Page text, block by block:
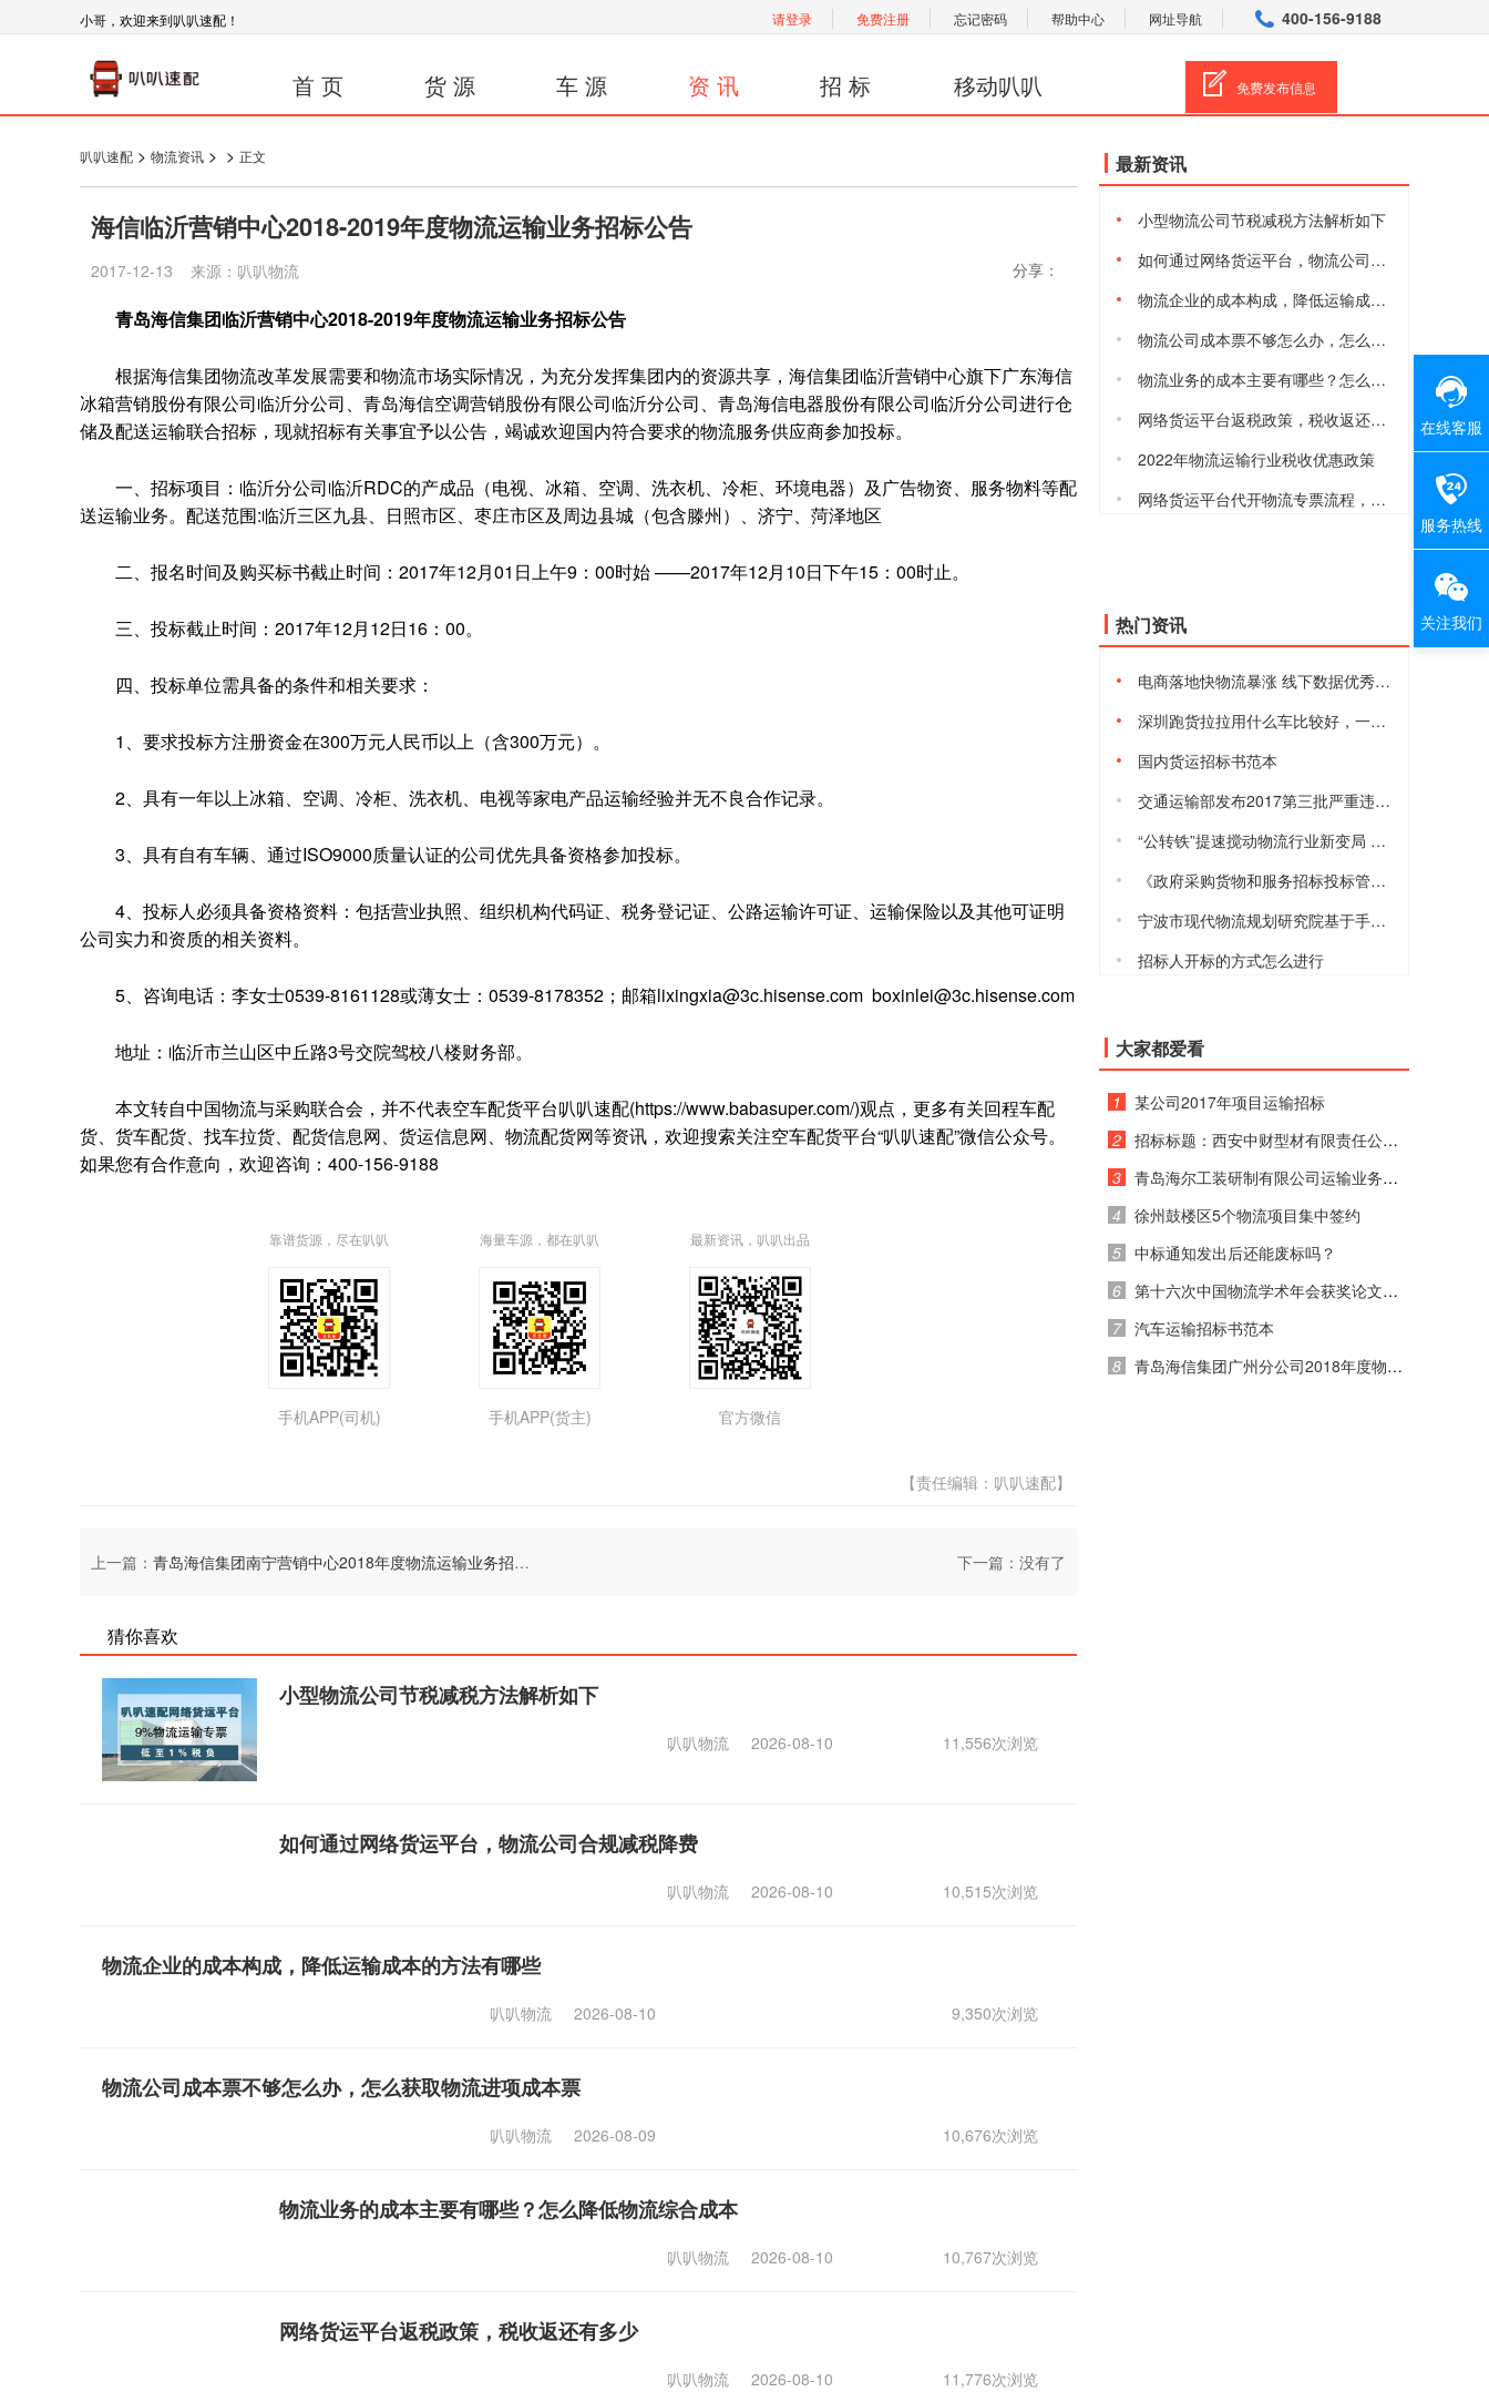
小哥，欢迎来到叭叭速配！ 请登录 免费注册 忘记密码 帮助中心 网址导航 400-156-9188
首 页 货 源 车 源 资 讯 招 标 移动叭叭 免费发布信息
叭叭速配 > 物流资讯 > > 正文
海信临沂营销中心2018-2019年度物流运输业务招标公告
2017-12-13 来源：叭叭物流 分享：
青岛海信集团临沂营销中心2018-2019年度物流运输业务招标公告
根据海信集团物流改革发展需要和物流市场实际情况，为充分发挥集团内的资源共享，海信集团临沂营销中心旗下广东海信
冰箱营销股份有限公司临沂分公司、青岛海信空调营销股份有限公司临沂分公司、青岛海信电器股份有限公司临沂分公司进行仓
储及配送运输联合招标，现就招标有关事宜予以公告，竭诚欢迎国内符合要求的物流服务供应商参加投标。
一、招标项目：临沂分公司临沂RDC的产成品（电视、冰箱、空调、洗衣机、冷柜、环境电器）及广告物资、服务物料等配
送运输业务。配送范围:临沂三区九县、日照市区、枣庄市区及周边县城（包含滕州）、济宁、菏泽地区
二、报名时间及购买标书截止时间：2017年12月01日上午9：00时始 ——2017年12月10日下午15：00时止。
三、投标截止时间：2017年12月12日16：00。
四、投标单位需具备的条件和相关要求：
1、要求投标方注册资金在300万元人民币以上（含300万元）。
2、具有一年以上冰箱、空调、冷柜、洗衣机、电视等家电产品运输经验并无不良合作记录。
3、具有自有车辆、通过ISO9000质量认证的公司优先具备资格参加投标。
4、投标人必须具备资格资料：包括营业执照、组织机构代码证、税务登记证、公路运输许可证、运输保险以及其他可证明
公司实力和资质的相关资料。
5、咨询电话：李女士0539-8161128或薄女士：0539-8178352；邮箱lixingxia@3c.hisense.com boxinlei@3c.hisense.com
地址：临沂市兰山区中丘路3号交院驾校八楼财务部。
本文转自中国物流与采购联合会，并不代表空车配货平台叭叭速配(https://www.babasuper.com/)观点，更多有关回程车配
货、货车配货、找车拉货、配货信息网、货运信息网、物流配货网等资讯，欢迎搜索关注空车配货平台“叭叭速配”微信公众号。
如果您有合作意向，欢迎咨询：400-156-9188
靠谱货源，尽在叭叭
手机APP(司机)
海量车源，都在叭叭
手机APP(货主)
最新资讯，叭叭出品
官方微信
【责任编辑：叭叭速配】
上一篇： 青岛海信集团南宁营销中心2018年度物流运输业务招标公告 下一篇：没有了
猜你喜欢
小型物流公司节税减税方法解析如下
叭叭物流 2026-08-10 11,556次浏览
如何通过网络货运平台，物流公司合规减税降费
叭叭物流 2026-08-10 10,515次浏览
物流企业的成本构成，降低运输成本的方法有哪些
叭叭物流 2026-08-10 9,350次浏览
物流公司成本票不够怎么办，怎么获取物流进项成本票
叭叭物流 2026-08-09 10,676次浏览
物流业务的成本主要有哪些？怎么降低物流综合成本
叭叭物流 2026-08-10 10,767次浏览
网络货运平台返税政策，税收返还有多少
叭叭物流 2026-08-10 11,776次浏览
最新资讯
小型物流公司节税减税方法解析如下
如何通过网络货运平台，物流公司合规减税降费
物流企业的成本构成，降低运输成本的方法有哪些
物流公司成本票不够怎么办，怎么获取物流进项成本票
物流业务的成本主要有哪些？怎么降低物流综合成本
网络货运平台返税政策，税收返还有多少
2022年物流运输行业税收优惠政策
网络货运平台代开物流专票流程，安全合规吗
热门资讯
电商落地快物流暴涨 线下数据优秀但仍有隐忧
深圳跑货拉拉用什么车比较好，一天能赚多少钱
国内货运招标书范本
交通运输部发布2017第三批严重违法超限超载运输失信当事人黑名单
“公转铁”提速搅动物流行业新变局 港口、货运等行业将进入短暂阵痛
《政府采购货物和服务招标投标管理办法》2017年10月1日起施行
宁波市现代物流规划研究院基于手机信令的宁波城际铁路客流数据模型与预测分析研究课题项目的采购公告
招标人开标的方式怎么进行
大家都爱看
1
2
3
4
5
6
7
8
某公司2017年项目运输招标
招标标题：西安中财型材有限责任公司 2017年运输招标公告
青岛海尔工装研制有限公司运输业务竞价通知
徐州鼓楼区5个物流项目集中签约
中标通知发出后还能废标吗？
第十六次中国物流学术年会获奖论文公示
汽车运输招标书范本
青岛海信集团广州分公司2018年度物流运输招标公告
在线客服
服务热线
关注我们